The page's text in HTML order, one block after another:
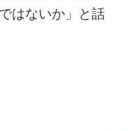
はないか」と話